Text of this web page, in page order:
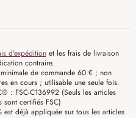
d'expéditionet les frais de livraison
contraire.
de commande 60 € ; non
en cours ; utilisable une seule fois.
: FSC-C136992 (Seuls les articles
sont certifiés FSC)
déjà appliquée sur tous les articles